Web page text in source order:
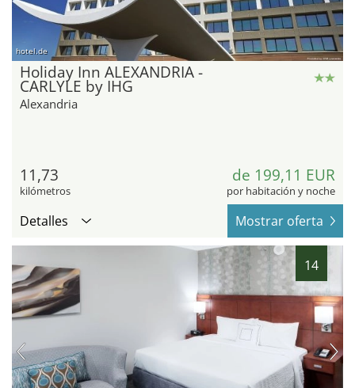
hotel.de
Holiday Inn ALEXANDRIA -
CARLYLE by IHG
Alexandria
11,73
kilómetros
de 199,11 EUR
por habitación y noche
Detalles Mostrar oferta
14